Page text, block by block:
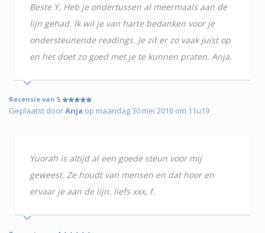
Beste Y, Heb je ondertussen al meermaals aan de
lijn gehad. Ik wil je van harte bedanken voor je
ondersteunende readings. Je zit er zo vaak juist op
en het doet zo goed met je te kunnen praten. Anja.
Recensie van 5
Geplaatst doorAnja op maandag 30 mei 2016 om 11u19
Yuorah is altijd al een goede steun voor mij
geweest. Ze houdt van mensen en dat hoor en
ervaar je aan de lijn. liefs xxx, f.